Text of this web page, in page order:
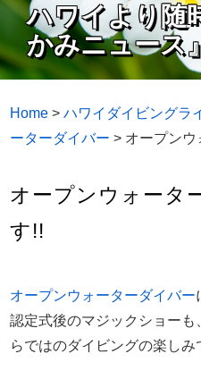
ハワイより随
かみニュース』
Home >ハワイダイビングラ
ーターダイバー > オープンウ
オープンウォータ
す!!
オープンウォーターダイバー
認定式後のマジックショー
らではのダイビングの楽しみ